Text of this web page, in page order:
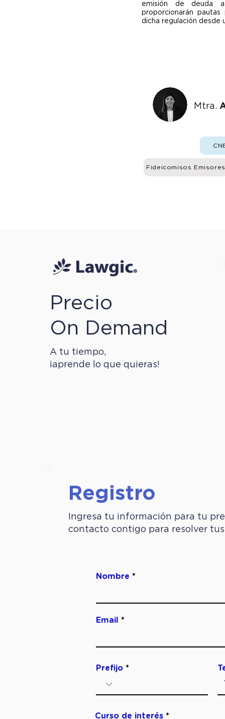
emisión de deuda
proporcionarán
dicha regulación desde
Mtra.
Fideicomisos Emisores
Precio
On Demand
A tu tiempo,
¡aprende lo que quieras!
Registro
Ingresa tu información para tu
contacto contigo para resolver
Nombre
Email
Prefijo
Curso de interés